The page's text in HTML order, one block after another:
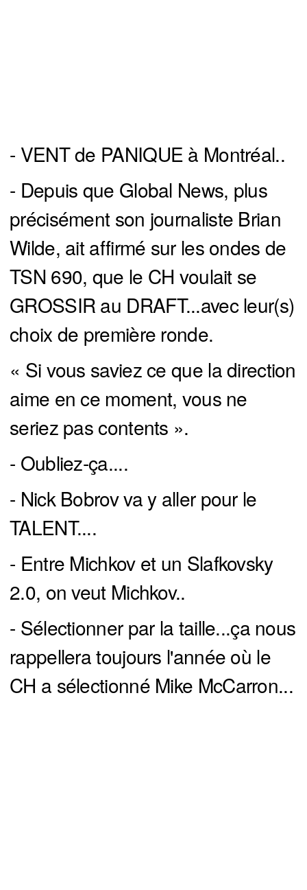
- VENT de PANIQUE à Montréal..
- Depuis que Global News, plus
précisément son journaliste Brian
Wilde, ait affirmé sur les ondes de
TSN 690, que le CH voulait se
GROSSIR au DRAFT...avec leur(s)
choix de première ronde.
« Si vous saviez ce que la direction
aime en ce moment, vous ne
seriez pas contents ».
- Oubliez-ça....
- Nick Bobrov va y aller pour le
TALENT....
- Entre Michkov et un Slafkovsky
2.0, on veut Michkov..
- Sélectionner par la taille...ça nous
rappellera toujours l'année où le
CH a sélectionné Mike McCarron...